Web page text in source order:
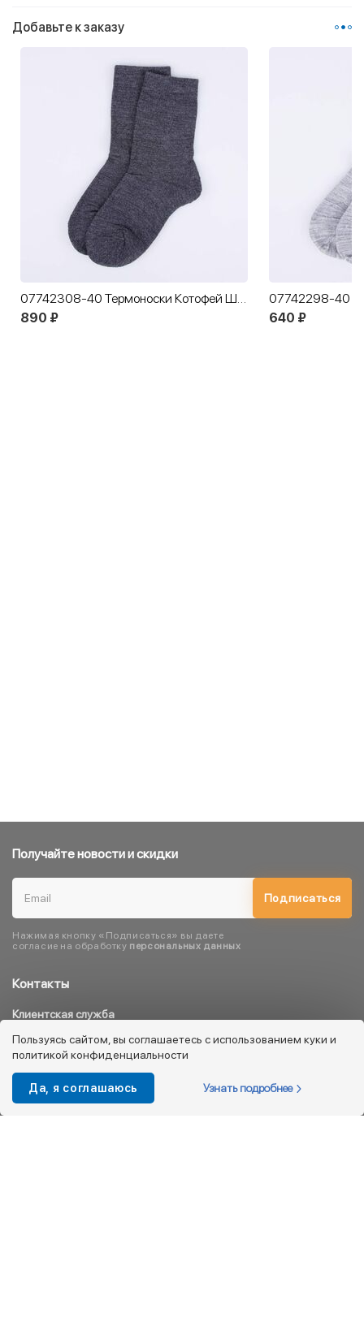
Добавьте к заказу
07742308-40 Термоноски Котофей Шерсть темно-серый
890 ₽
640 ₽
Контакты
Клиентская служба
8 800 333 08 45
info@kotofey.ru
Магазины в Москва (50)
Получайте новости и скидки
Подписаться
Нажимая кнопку «Подписаться» вы даете
согласие на обработку персональных данных
Пользуясь сайтом, вы соглашаетесь с использованием куки и
политикой конфиденциальности
Да, я соглашаюсь Узнать подробнее